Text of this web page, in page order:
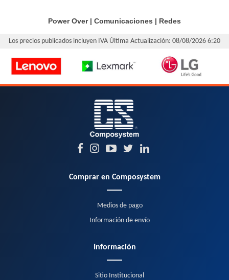
Power Over| Comunicaciones | Redes
Los precios publicados incluyen IVA Última Actualización: 08/08/2026 6:20
Comprar en Composystem
Medios de pago
Información de envío
Información
Sitio Institucional